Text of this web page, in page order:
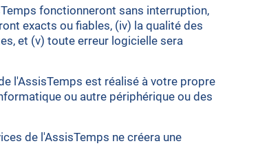
fonctionneront sans interruption,
exacts ou fiables, (iv) la qualité des
et (v) toute erreur logicielle sera
l'AssisTemps est réalisé à votre propre
ou autre périphérique ou des
de l'AssisTemps ne créera une